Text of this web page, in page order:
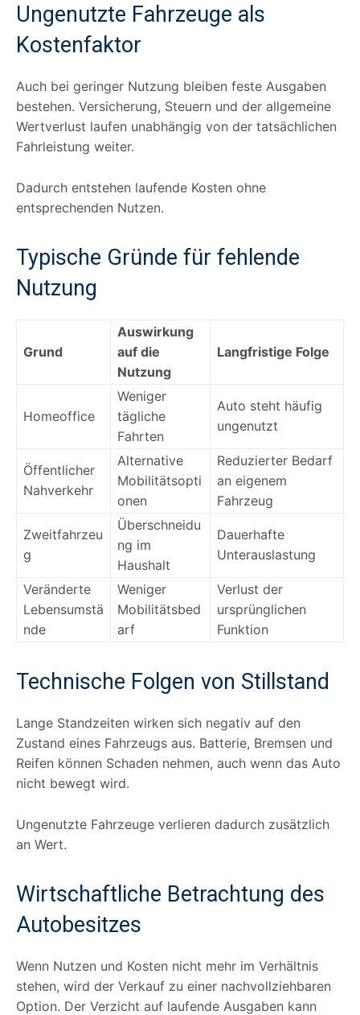
Ungenutzte Fahrzeuge als
Kostenfaktor
Auch bei geringer Nutzung bleiben feste Ausgaben
bestehen. Versicherung, Steuern und der allgemeine
Wertverlust laufen unabhängig von der tatsächlichen
Fahrleistung weiter.
Dadurch entstehen laufende Kosten ohne
entsprechenden Nutzen.
Typische Gründe für fehlende
Nutzung
Grund
Auswirkung
auf die
Nutzung
Langfristige Folge
Homeoffice
Weniger
tägliche
Fahrten
Auto steht häufig
ungenutzt
Öffentlicher
Nahverkehr
Alternative
Mobilitätsopti
onen
Reduzierter Bedarf
an eigenem
Fahrzeug
Zweitfahrzeu
g
Überschneidu
ng im
Haushalt
Dauerhafte
Unterauslastung
Veränderte
Lebensumstä
nde
Weniger
Mobilitätsbed
arf
Verlust der
ursprünglichen
Funktion
Technische Folgen von Stillstand
Lange Standzeiten wirken sich negativ auf den
Zustand eines Fahrzeugs aus. Batterie, Bremsen und
Reifen können Schaden nehmen, auch wenn das Auto
nicht bewegt wird.
Ungenutzte Fahrzeuge verlieren dadurch zusätzlich
an Wert.
Wirtschaftliche Betrachtung des
Autobesitzes
Wenn Nutzen und Kosten nicht mehr im Verhältnis
stehen, wird der Verkauf zu einer nachvollziehbaren
Option. Der Verzicht auf laufende Ausgaben kann